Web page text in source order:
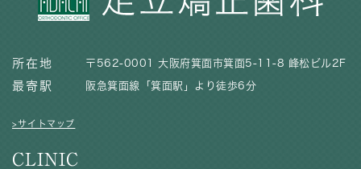
所在地 〒562-0001 大阪府箕面市箕面5-11-8 峰松ビル2F
最寄駅 阪急箕面線「箕面駅」より徒歩6分
>サイトマップ
CLINIC